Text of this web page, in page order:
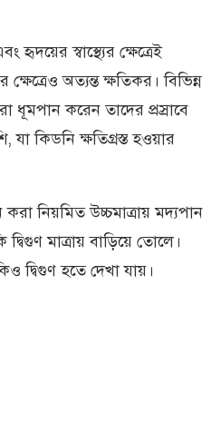
স্বাস্থ্যের ক্ষেত্রেই
অত্যন্ত ক্ষতিকর। বিভিন্ন
ধূমপান করেন তাদের প্রস্রাবে
যা কিডনি ক্ষতিগ্রস্ত হওয়ার
নিয়মিত উচ্চমাত্রায় মদ্যপান
মাত্রায় বাড়িয়ে তোলে।
দ্বিগুণ হতে দেখা যায়।